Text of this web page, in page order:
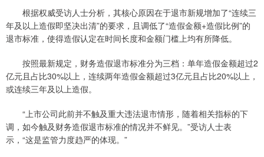
根据权威受访人士分析，其核心原因在于退市新规增加了“连续三
年及以上造假即坚决出清”的要求，且调低了“造假金额+造假比例”的
退市标准，使得造假认定在时间长度和金额门槛上均有所降低。
按照最新规定，财务造假退市标准分为三档：单年造假金额超过2
亿元且占比30%以上，连续两年造假金额超过3亿元且占比20%以上，
或连续三年及以上造假。
“上市公司此前并不触及重大违法退市情形，随着相关指标的下
调，如今触及财务造假退市标准的情况并不鲜见。”受访人士表
示，“这是监管力度趋严的体现。”